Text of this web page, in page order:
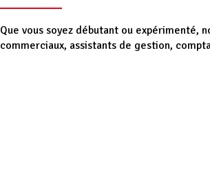
Que vous soyez débutant ou
commerciaux, assistants de gestion,